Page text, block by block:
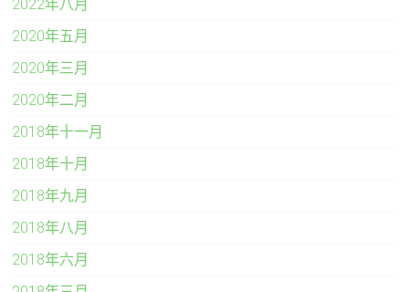
2022年八月
2020年五月
2020年三月
2020年二月
2018年十一月
2018年十月
2018年九月
2018年八月
2018年六月